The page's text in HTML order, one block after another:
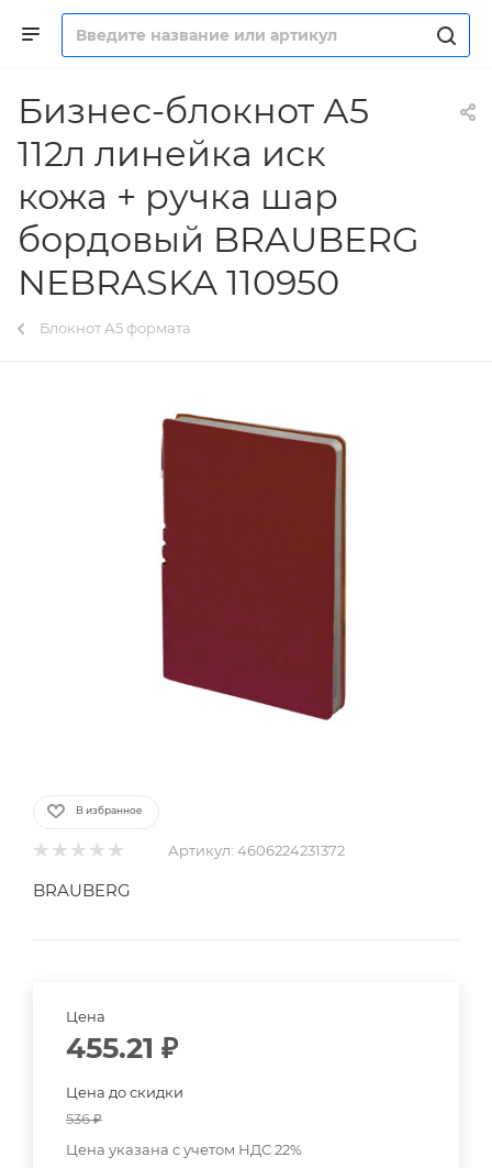
Бизнес-блокнот А5
112л линейка иск
кожа + ручка шар
бордовый BRAUBERG
NEBRASKA 110950
Блокнот А5 формата
В избранное
Артикул: 4606224231372
BRAUBERG
Цена
455.21 ₽
Цена до скидки
536₽
Цена указана с учетом НДС 22%